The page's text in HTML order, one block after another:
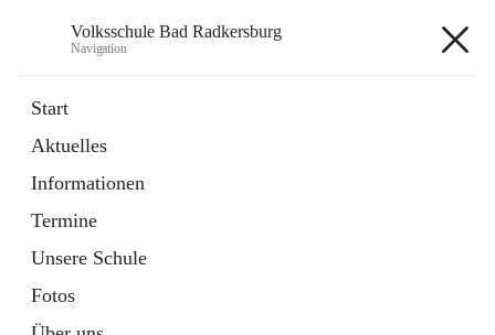
Volksschule Bad Radkersburg
Navigation
Start
Aktuelles
Informationen
Termine
Unsere Schule
Fotos
Externe Webseite
in
Tab